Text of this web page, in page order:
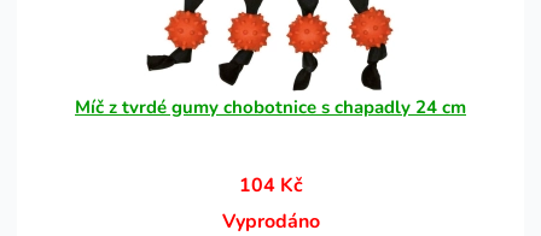
Míč z tvrdé gumy chobotnice s chapadly 24 cm
104 Kč
Vyprodáno